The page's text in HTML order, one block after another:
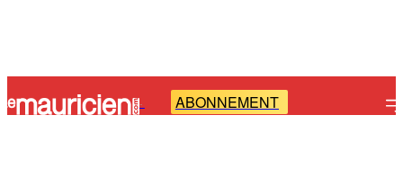
- ABONNEMENT